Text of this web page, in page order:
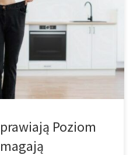
wytrzymałość fizyczną.
one na metabolizm i w
ciała. Współczesne badania
ciała i poziomu cholesterolu i
Poziom